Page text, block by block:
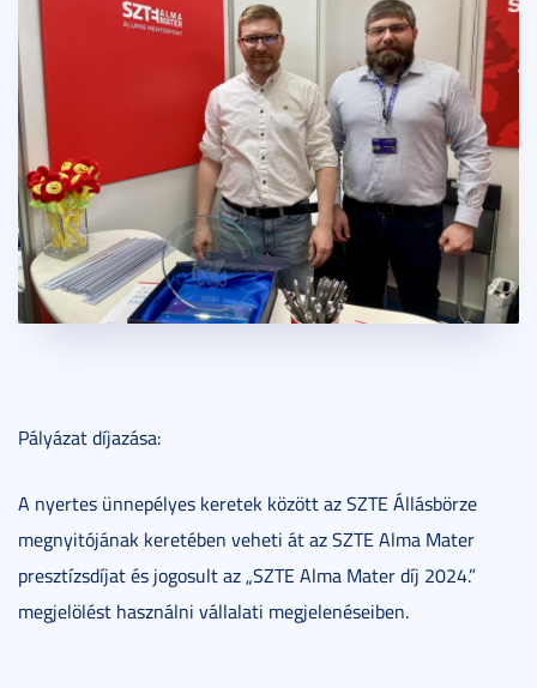
Pályázat díjazása:
A nyertes ünnepélyes keretek között az SZTE Állásbörze
megnyitójának keretében veheti át az SZTE Alma Mater
presztízsdíjat és jogosult az „SZTE Alma Mater díj 2024.”
megjelölést használni vállalati megjelenéseiben.